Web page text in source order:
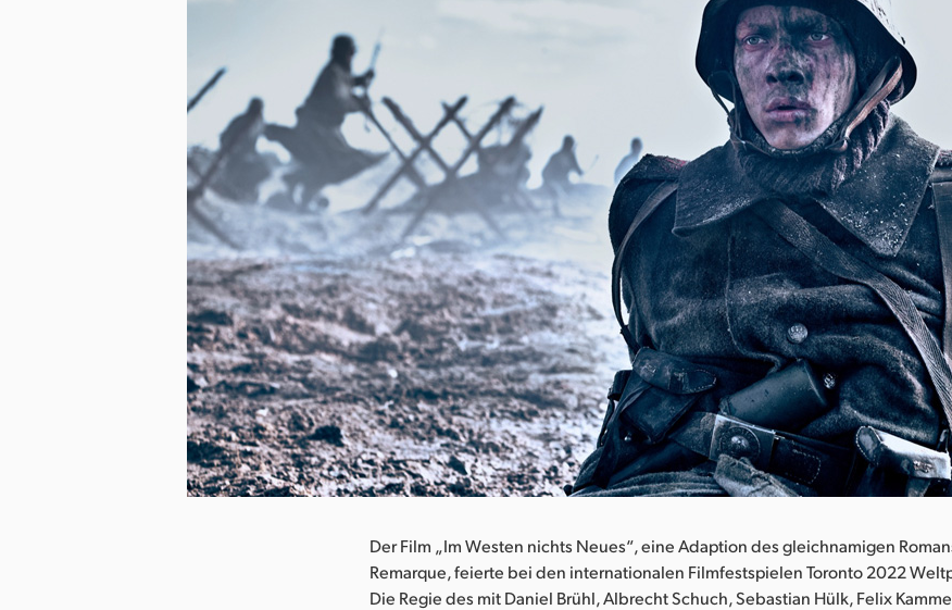
Der Film „Im Westen nichts Neues“, eine Adaption des gleichnamigen
Remarque, feierte bei den internationalen Filmfestspielen Toronto 2022
Die Regie des mit Daniel Brühl, Albrecht Schuch, Sebastian Hülk, Felix